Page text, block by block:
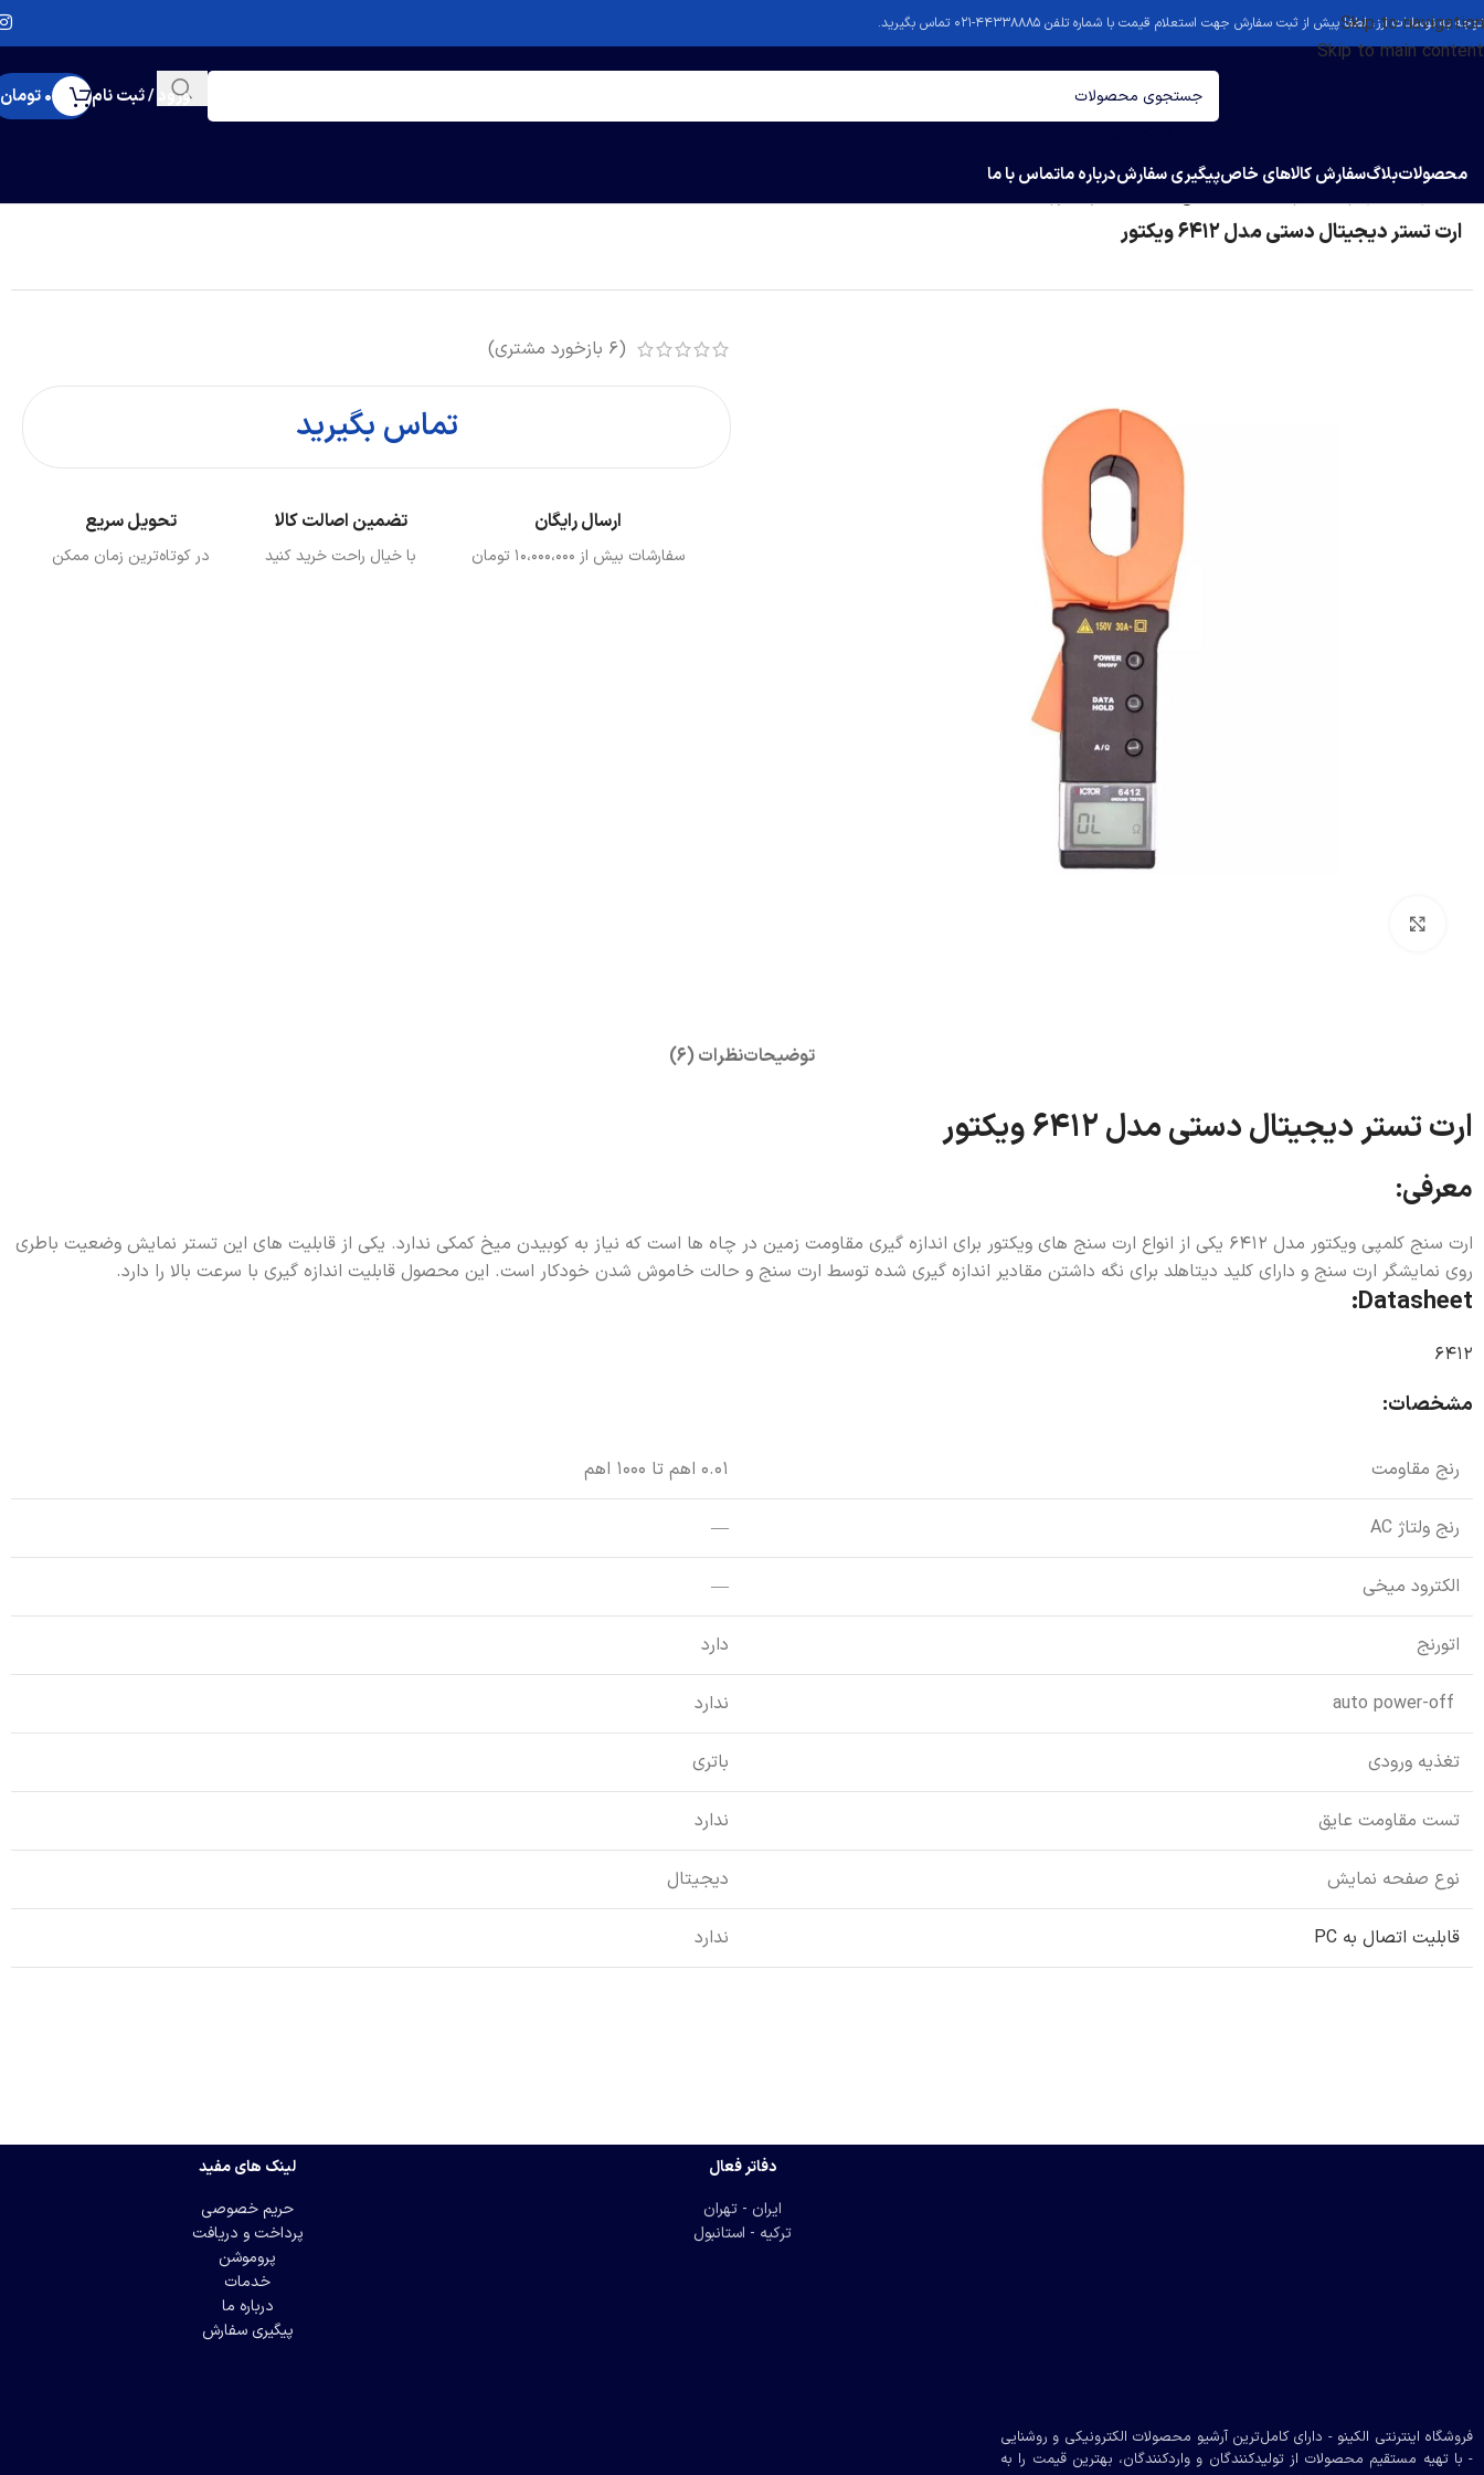
Skip to navigation
Skip to main content
به نوسانات ارز، لطفا پیش از ثبت سفارش جهت استعلام قیمت با شماره تلفن ۴۴۳۳۸۸۸۵-۰۲۱ تماس بگیرید.
ورود / ثبت نام 0تومان
محصولاتبلاگسفارش کالاهای خاصپیگیری سفارشدرباره ماتماس با ما
ارت تستر دیجیتال دستی مدل 6412 ویکتور
(
6 بازخورد مشتری)
تماس بگیرید
ارسال رایگان
سفارشات بیش از ۱۰،000،000 تومان
تضمین اصالت کالا
با خیال راحت خرید کنید
تحویل سریع
در کوتاه‌ترین زمان ممکن
توضیحاتنظرات (6)
ارت تستر دیجیتال دستی مدل 6412 ویکتور
معرفی:
ارت سنج کلمپی ویکتور مدل 6412 یکی از انواع ارت سنج های ویکتور برای اندازه گیری مقاومت زمین در چاه ها است که نیاز به کوبیدن میخ کمکی ندارد. یکی از قابلیت های این تستر نمایش وضعیت باطری
روی نمایشگر ارت سنج و دارای کلید دیتاهلد برای نگه داشتن مقادیر اندازه گیری شده توسط ارت سنج و حالت خاموش شدن خودکار است. این محصول قابلیت اندازه گیری با سرعت بالا را دارد.
Datasheet:
6412
مشخصات:
رنج مقاومت 0.01 اهم تا 1000 اهم
رنج ولتاژ AC —
الکترود میخی —
اتورنج دارد
ندارد
تغذیه ورودی باتری
تست مقاومت عایق ندارد
نوع صفحه نمایش دیجیتال
قابلیت اتصال به PC ندارد
فروشگاه اینترنتی الکینو - دارای کامل‌ترین آرشیو محصولات الکترونیکی و روشنایی
- با تهیه مستقیم محصولات از تولیدکنندگان و واردکنندگان، بهترین قیمت را به
دفاتر فعال
ایران - تهران
ترکیه - استانبول
لینک های مفید
حریم خصوصی
پرداخت و دریافت
پروموشن
خدمات
درباره ما
پیگیری سفارش